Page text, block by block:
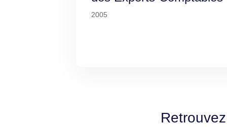
2005